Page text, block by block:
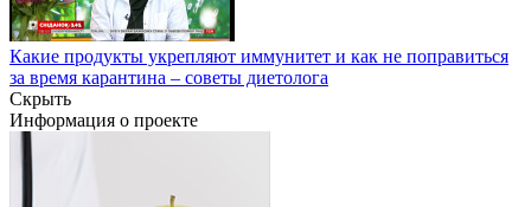
Какие продукты укрепляют иммунитет и как не поправиться
за время карантина – советы диетолога
Скрыть
Информация о проекте